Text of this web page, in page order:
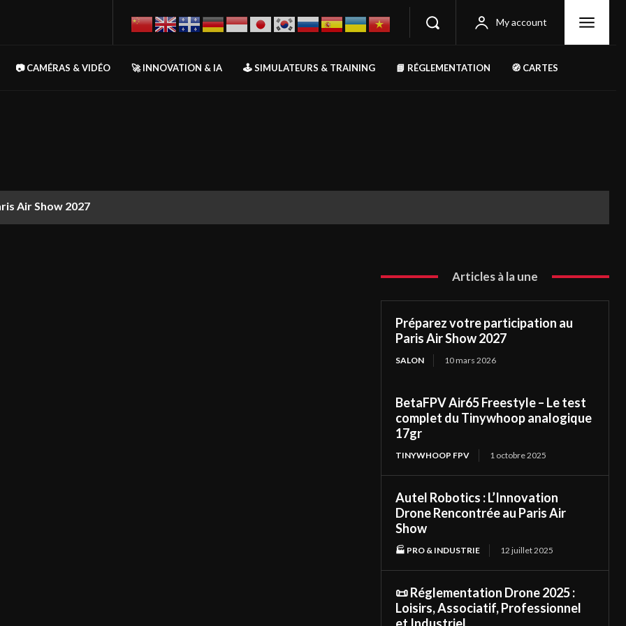
My account
📷 CAMÉRAS & VIDÉO 🚀 INNOVATION & IA 🕹️ SIMULATEURS & TRAINING 📘 RÉGLEMENTATION 🧭 CARTES
Air Show 2027
Articles à la une
Préparez votre participation au
Paris Air Show 2027
SALON 10 mars 2026
BetaFPV Air65 Freestyle – Le test
complet du Tinywhoop analogique
17gr
TINYWHOOP FPV 1 octobre 2025
Autel Robotics : L’Innovation
Drone Rencontrée au Paris Air
Show
🏭 PRO & INDUSTRIE 12 juillet 2025
📜 Réglementation Drone 2025 :
Loisirs, Associatif, Professionnel